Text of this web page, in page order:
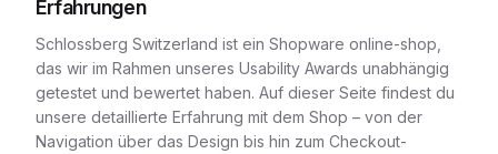
Erfahrungen
Schlossberg Switzerland ist ein Shopware online-shop
das wir im Rahmen unseres Usability Awards unabhängig
getestet und bewertet haben. Auf dieser Seite findest du
unsere detaillierte Erfahrung mit dem Shop – von der
Navigation über das Design bis hin zum Checkout-